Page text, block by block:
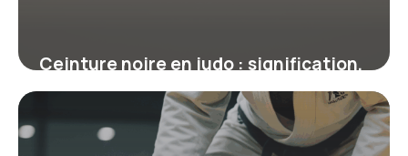
Ceinture noire en judo : signification,
progression et conseils essentiels
19 juin 2026